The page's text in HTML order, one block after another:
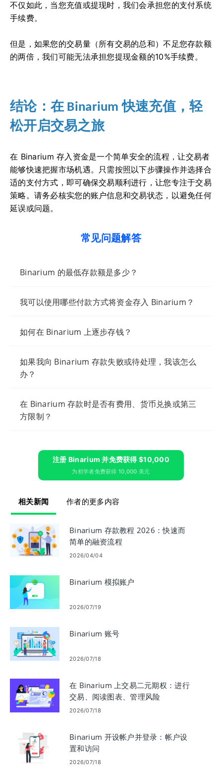
不仅如此，当您充值或提现时，我们会承担您的支付系统
手续费。
但是，如果您的交易量（所有交易的总和）不足您存款额
的两倍，我们可能无法承担您提现金额的10%手续费。
结论： 在 Binarium 快速充值，轻
松开启交易之旅
在 Binarium 存入资金是一个简单安全的流程，让交易者
能够快速把握市场机遇。只需按照以下步骤操作并选择合
适的支付方式，即可确保交易顺利进行，让您专注于交易
策略。请务必核实您的账户信息和交易状态，以避免任何
延误或问题。
常见问题解答
Binarium 的最低存款额是多少？
我可以使用哪些付款方式将资金存入 Binarium？
如何在 Binarium 上逐步存钱？
如果我向 Binarium 存款失败或待处理，我该怎么
办？
在 Binarium 存款时是否有费用、货币兑换或第三
方限制？
注册 Binarium 并免费获得 $10,000
为初学者免费获得 10,000 美元
相关新闻 作者的更多内容
Binarium 存款教程 2026：快速而
简单的融资流程
2026/04/04
Binarium 模拟账户
2026/07/19
Binarium 账号
2026/07/18
在 Binarium 上交易二元期权：进行
交易、阅读图表、管理风险
2026/07/18
Binarium 开设帐户并登录：帐户设
置和访问
2026/07/18